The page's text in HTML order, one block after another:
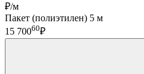
₽/м
Пакет (полиэтилен) 5 м
15 70060₽